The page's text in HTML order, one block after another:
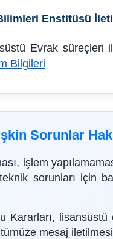
Enstitüsü
Evrak süreçleri
Bilgileri
Sorunlar
işlem
sorunları için
mesaj